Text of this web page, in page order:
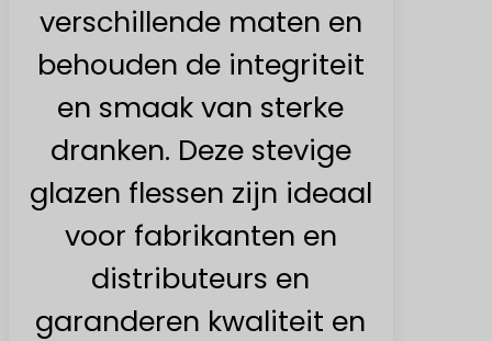
verschillende maten en
behouden de integriteit
en smaak van sterke
dranken. Deze stevige
glazen flessen zijn ideaal
voor fabrikanten en
distributeurs en
garanderen kwaliteit en